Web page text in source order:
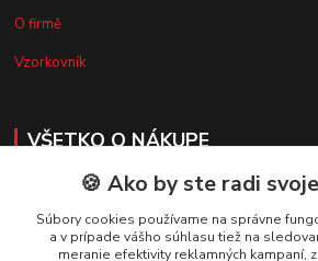
O firmě
Vzorkovník
VŠETKO O NÁKUPE
Doprava a platba
Obchodné podmienky
🍪 Ako by ste radi
Súbory cookies používame na správne
a v prípade vášho súhlasu tiež na
meranie efektivity reklamných kampaní,